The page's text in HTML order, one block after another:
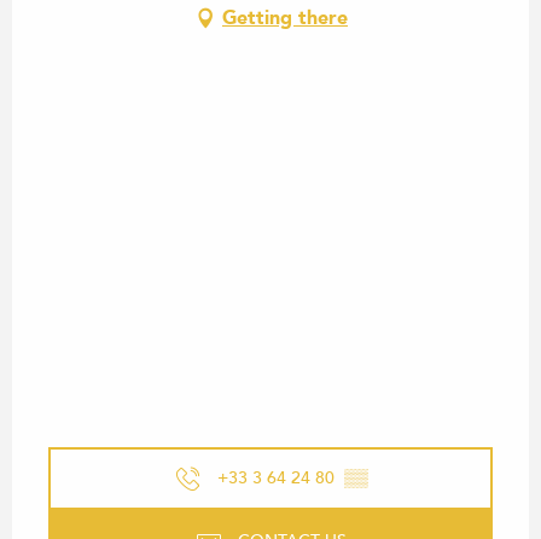
Getting there
+33 3 64 24 80 ▒▒